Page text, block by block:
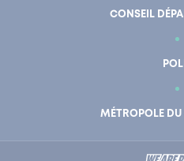
CONSEIL
MÉTROPOLE DU
En un clic